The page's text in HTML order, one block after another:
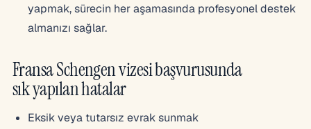
yapmak, sürecin her aşamasında profesyonel destek
almanızı sağlar.
Fransa Schengen vizesi başvurusunda
sık yapılan hatalar
Eksik veya tutarsız evrak sunmak